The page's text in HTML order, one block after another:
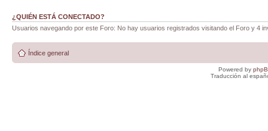
¿QUIÉN ESTÁ CONECTADO?
Usuarios navegando por este Foro: No hay usuarios registrados visitando el Foro y 4
Índice general
Powered by
Traducción al